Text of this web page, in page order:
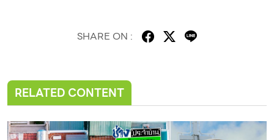
SHARE ON :
RELATED CONTENT